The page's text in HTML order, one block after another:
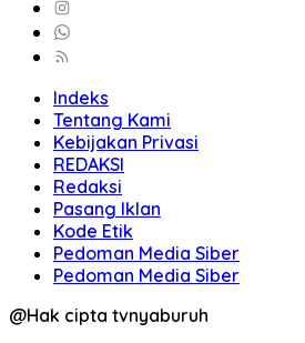
Indeks
Tentang Kami
Kebijakan Privasi
REDAKSI
Redaksi
Pasang Iklan
Kode Etik
Pedoman Media Siber
Pedoman Media Siber
@Hak cipta tvnyaburuh